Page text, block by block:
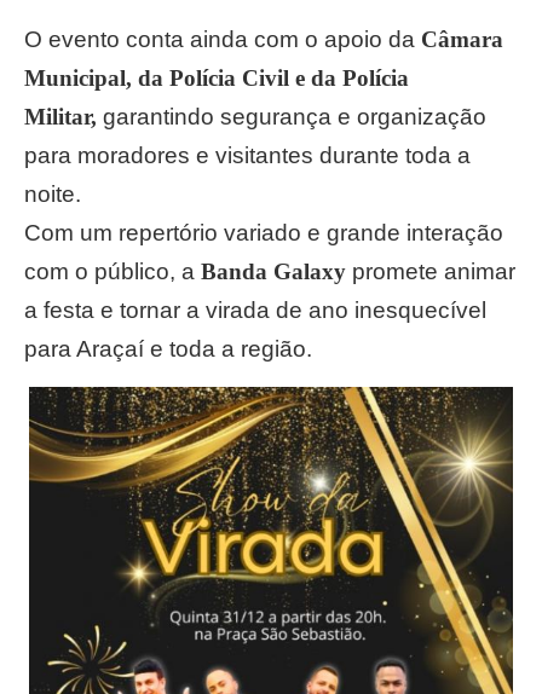
O evento conta ainda com o apoio da Câmara
Municipal, da Polícia Civil e da Polícia
Militar, garantindo segurança e organização
para moradores e visitantes durante toda a
noite.
Com um repertório variado e grande interação
com o público, a Banda Galaxy promete animar
a festa e tornar a virada de ano inesquecível
para Araçaí e toda a região.